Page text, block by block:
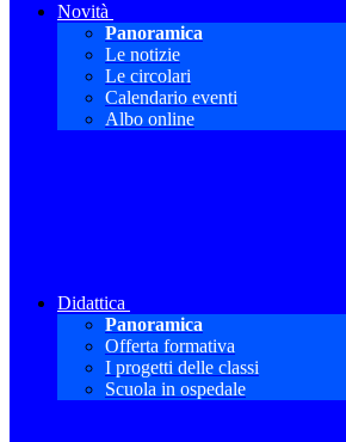
Novità
Panoramica
Le notizie
Le circolari
Calendario eventi
Albo online
Didattica
Panoramica
Offerta formativa
I progetti delle classi
Scuola in ospedale